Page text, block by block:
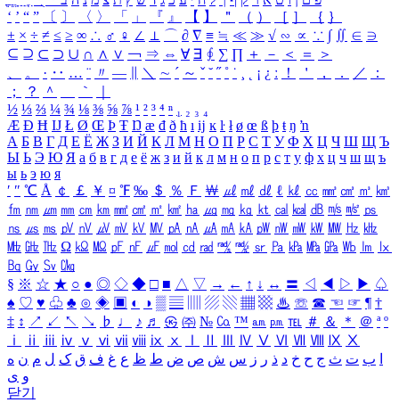
‘ ’ “ ” 〔 〕 〈 〉 「 」 『 』 【 】 ＂ （ ） ［ ］ ｛ ｝
± × ÷ ≠ ≤ ≥ ∞ ∴ ♂ ♀ ∠ ⊥ ⌒ ∂ ∇ ≡ ≒ ≪ ≫ √ ∽ ∝ ∵ ∫ ∬ ∈ ∋
⊆ ⊇ ⊂ ⊃ ∪ ∩ ∧ ∨ ￢ ⇒ ⇔ ∀ ∃ ∮ ∑ ∏ ＋ － ＜ ＝
＞
、
。 · ‥ … ¨ 〃 ― ＼ ∼ ´ ～ ˇ ˘ ˝ ˚ ˙ ¸ ¡ ¿ ː ！ ＇ ， ． ／
：
；
？ ＾ ｀
½ ⅓ ⅔ ¼ ¾ ⅛ ⅜ ⅝ ⅞ ¹ ² ³ ⁴ ⁿ ₁ ₂ ₃ ₄
Æ Ð Ħ Ĳ Ł Ø Œ Þ Ŧ Ŋ æ đ ð ħ ı ĳ ĸ ŀ ł ø œ ß þ ŧ ŋ ŉ
А Б В Г Д Е Ё Ж З И Й К Л М Н О П Р С Т У Ф Х Ц Ч Ш Щ Ъ
Ы Ь Э Ю Я а б в г д е ё ж з и й к л м н о п р с т у ф х ц ч ш щ ъ
ы ь э ю я
′ ″ ℃ Å ￠ ￡ ￥ ¤ ℉ ‰ ＄ ％ Ｆ ￦ ㎕ ㎖ ㎗ ℓ ㎘ ㏄ ㎣ ㎤ ㎥ ㎦
㎙ ㎚ ㎛ ㎜ ㎝ ㎞ ㎟ ㎠ ㎡ ㎢ ㏊ ㎍ ㎎ ㎏ ㏏ ㎈ ㎉ ㏈ ㎧ ㎨ ㎰
㎱ ㎲ ㎳ ㎴ ㎵ ㎶ ㎷ ㎸ ㎹ ㎀ ㎁ ㎂ ㎃ ㎄ ㎺ ㎻ ㎽ ㎾ ㎿ ㎐ ㎑
㎒ ㎓ ㎔ Ω ㏀ ㏁ ㎊ ㎋ ㎌ ㏖ ㏅ ㎭ ㎮ ㎯ ㏛ ㎩ ㎪ ㎫ ㎬ ㏝ ㏐
㏓
㏃ ㏉ ㏜ ㏆
§ ※ ☆ ★ ○ ● ◎ ◇ ◆ □ ■ △ ▽ → ← ↑ ↓ ↔ 〓 ◁ ◀ ▷ ▶ ♤
♠ ♡ ♥ ♧ ♣ ⊙ ◈ ▣ ◐ ◑ ▒ ▤ ▨ ▧ ▦ ▩ ♨ ☏ ☎ ☜ ☞ ¶ †
‡ ↕ ↗ ↙ ↖ ↘ ♭ ♩ ♪ ♬ ㉿ ㈜ № ㏇ ™ ㏂ ㏘ ℡ ＃ ＆ ＊ ＠ ª º
ⅰ
ⅱ ⅲ ⅳ ⅴ ⅵ ⅶ ⅷ ⅸ ⅹ Ⅳ Ⅴ Ⅵ Ⅶ Ⅷ Ⅸ Ⅹ
ب ت ث ج ح خ د ذ ر ز س ش ص ض ط ظ ع غ ف ق ک ل م ن ه
و ی
닫기